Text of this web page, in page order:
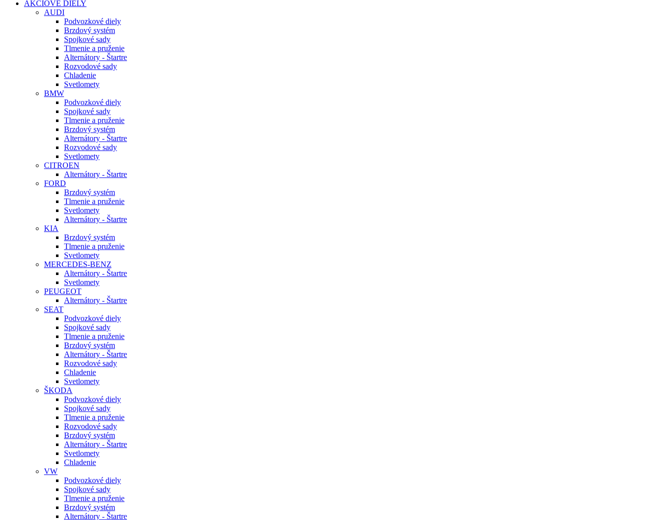
AKCIOVÉ DIELY
AUDI
Podvozkové diely
Brzdový systém
Spojkové sady
Tlmenie a pruženie
Alternátory - Štartre
Rozvodové sady
Chladenie
Svetlomety
BMW
Podvozkové diely
Spojkové sady
Tlmenie a pruženie
Brzdový systém
Alternátory - Štartre
Rozvodové sady
Svetlomety
CITROEN
Alternátory - Štartre
FORD
Brzdový systém
Tlmenie a pruženie
Svetlomety
Alternátory - Štartre
KIA
Brzdový systém
Tlmenie a pruženie
Svetlomety
MERCEDES-BENZ
Alternátory - Štartre
Svetlomety
PEUGEOT
Alternátory - Štartre
SEAT
Podvozkové diely
Spojkové sady
Tlmenie a pruženie
Brzdový systém
Alternátory - Štartre
Rozvodové sady
Chladenie
Svetlomety
ŠKODA
Podvozkové diely
Spojkové sady
Tlmenie a pruženie
Rozvodové sady
Brzdový systém
Alternátory - Štartre
Svetlomety
Chladenie
VW
Podvozkové diely
Spojkové sady
Tlmenie a pruženie
Brzdový systém
Alternátory - Štartre